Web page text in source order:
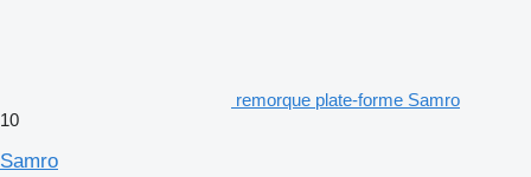
remorque plate-forme Samro
10
Samro